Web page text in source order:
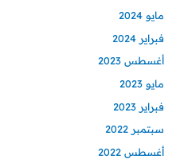
مايو 2024
فبراير 2024
أغسطس 2023
مايو 2023
فبراير 2023
سبتمبر 2022
أغسطس 2022